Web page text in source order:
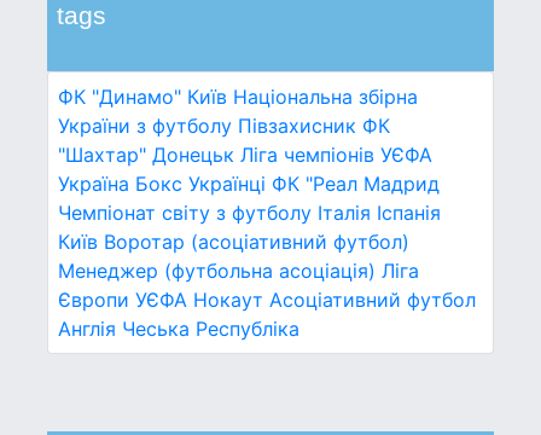
tags
ФК "Динамо" Київ Національна збірна
України з футболу Півзахисник ФК
"Шахтар" Донецьк Ліга чемпіонів УЄФА
Україна Бокс Українці ФК "Реал Мадрид
Чемпіонат світу з футболу Італія Іспанія
Київ Воротар (асоціативний футбол)
Менеджер (футбольна асоціація) Ліга
Європи УЄФА Нокаут Асоціативний футбол
Англія Чеська Республіка